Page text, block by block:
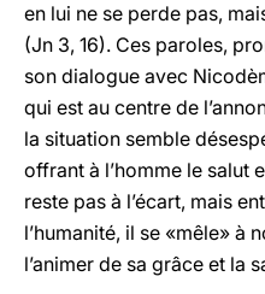
en lui ne se perde pas,
(Jn 3, 16). Ces paroles,
son dialogue avec
qui est au centre de
la situation semble
offrant à l’homme le salut
reste pas à l’écart, mais
l’humanité, il se «mêle» à
l’animer de sa grâce et la